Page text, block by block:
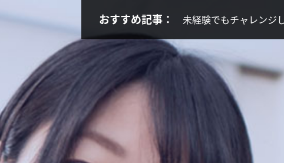
おすすめ記事： 未経験でもチャレンジ